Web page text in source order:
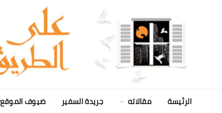
الرئيسة مقالاته جريدة السفير ضيوف الموقع